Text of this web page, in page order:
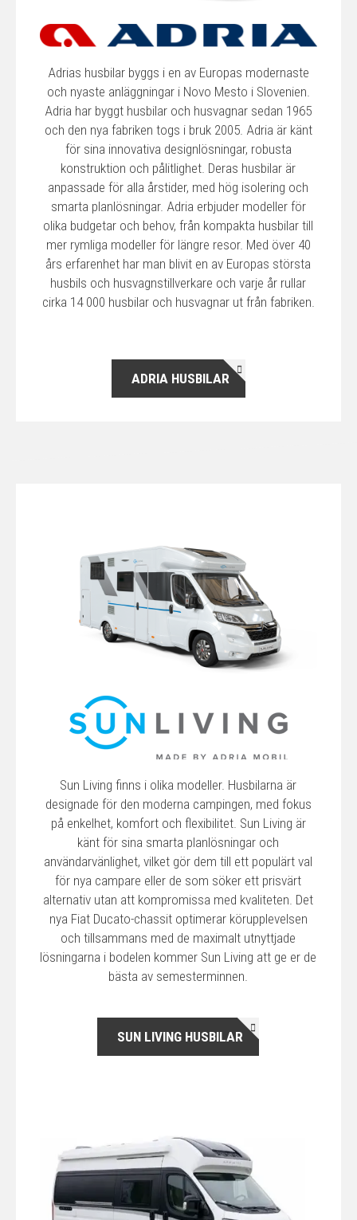
Adrias husbilar byggs i en av Europas modernaste
och nyaste anläggningar i Novo Mesto i Slovenien.
Adria har byggt husbilar och husvagnar sedan 1965
och den nya fabriken togs i bruk 2005. Adria är känt
för sina innovativa designlösningar, robusta
konstruktion och pålitlighet. Deras husbilar är
anpassade för alla årstider, med hög isolering och
smarta planlösningar. Adria erbjuder modeller för
olika budgetar och behov, från kompakta husbilar till
mer rymliga modeller för längre resor. Med över 40
års erfarenhet har man blivit en av Europas största
husbils och husvagnstillverkare och varje år rullar
cirka 14 000 husbilar och husvagnar ut från fabriken.
ADRIA HUSBILAR
Sun Living finns i olika modeller. Husbilarna är
designade för den moderna campingen, med fokus
på enkelhet, komfort och flexibilitet. Sun Living är
känt för sina smarta planlösningar och
användarvänlighet, vilket gör dem till ett populärt val
för nya campare eller de som söker ett prisvärt
alternativ utan att kompromissa med kvaliteten. Det
nya Fiat Ducato-chassit optimerar körupplevelsen
och tillsammans med de maximalt utnyttjade
lösningarna i bodelen kommer Sun Living att ge er de
bästa av semesterminnen.
SUN LIVING HUSBILAR